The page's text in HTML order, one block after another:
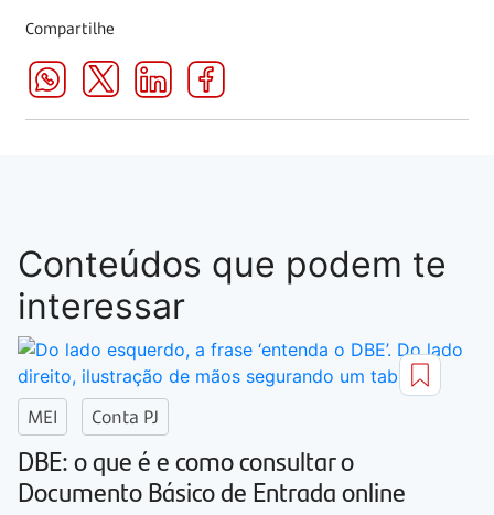
Compartilhe
Conteúdos que podem te
interessar
MEI Conta PJ
DBE: o que é e como consultar o
Documento Básico de Entrada online